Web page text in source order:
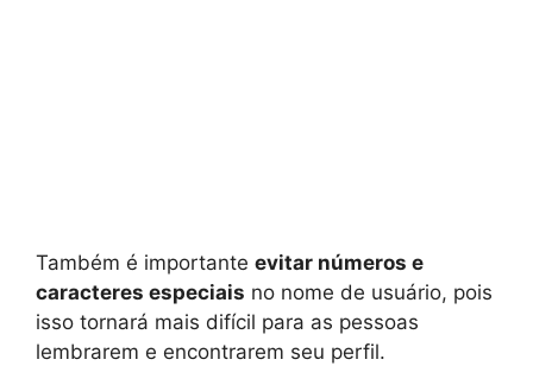
Também é importante evitar números e
caracteres especiais no nome de usuário, pois
isso tornará mais difícil para as pessoas
lembrarem e encontrarem seu perfil.